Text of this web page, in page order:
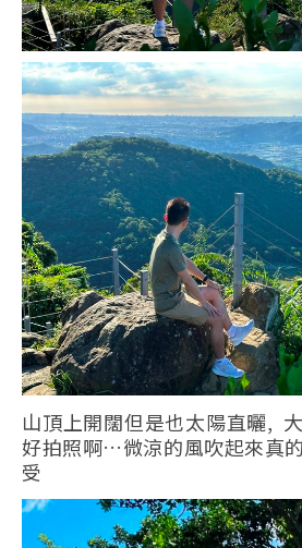
山頂上開闊但是也太陽直曬,
好拍照啊…微涼的風吹起來真
受